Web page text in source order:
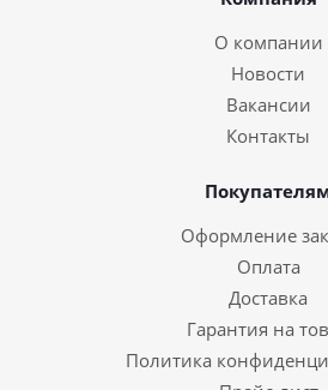
О компании
Новости
Вакансии
Контакты
Оформление
Оплата
Доставка
Гарантия на
Политика